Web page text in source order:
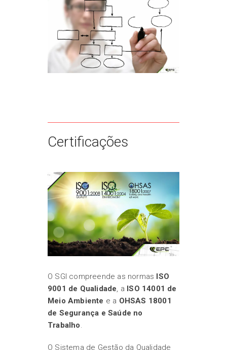
Certificações
O SGI compreende as normas ISO
9001 de Qualidade, a ISO 14001 de
Meio Ambiente e a OHSAS 18001
de Segurança e Saúde no
Trabalho.
O Sistema de Gestão da Qualidade